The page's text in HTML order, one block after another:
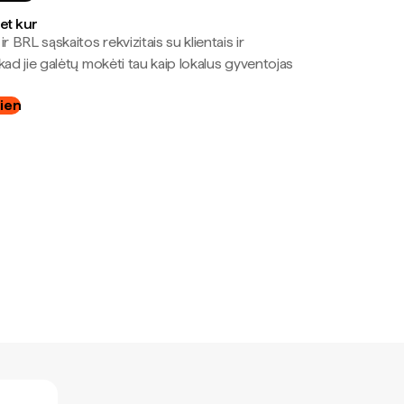
kur
ir BRL sąskaitos rekvizitais su klientais ir
jie galėtų mokėti tau kaip lokalus gyventojas